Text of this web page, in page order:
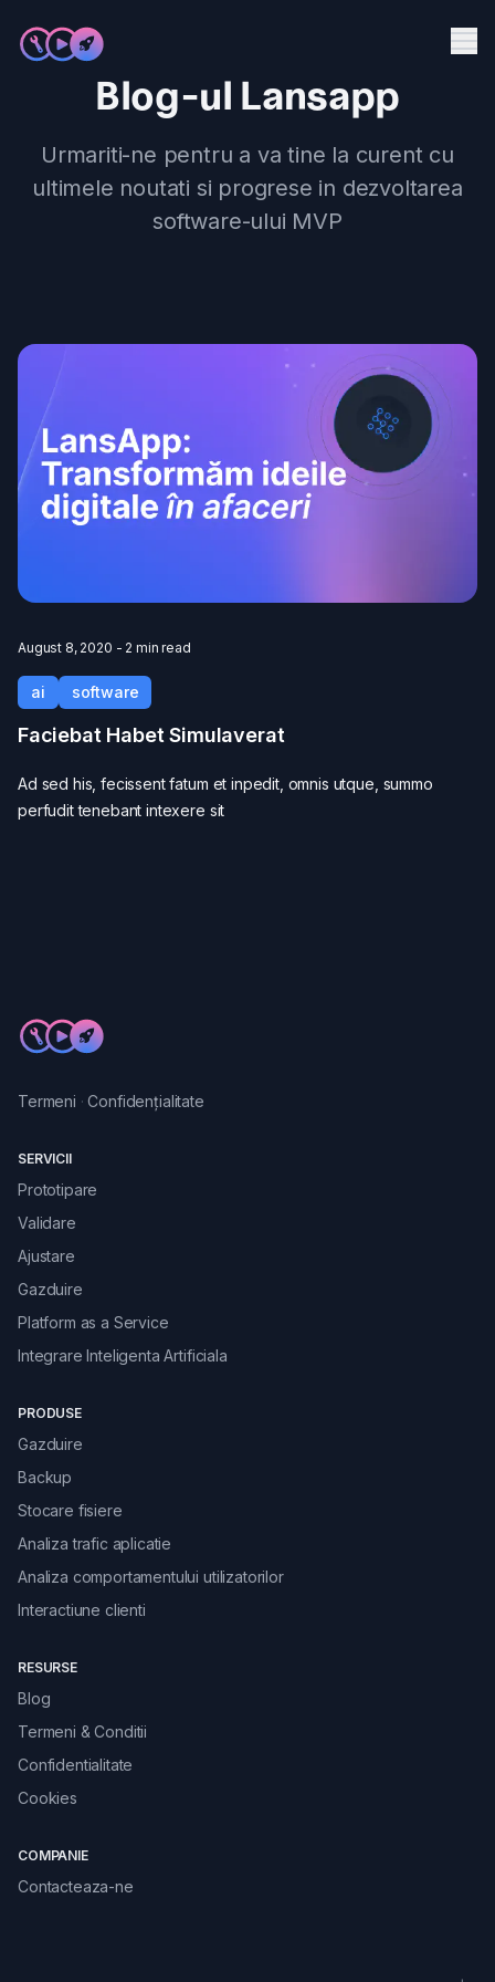
Produse
Programează o întălnire ->
Blog-ul Lansapp
Urmariti-ne pentru a va tine la curent cu
ultimele noutati si progrese in dezvoltarea
software-ului MVP
August 8, 2020 - 2 min read
ai software
Faciebat Habet Simulaverat
Ad sed his, fecissent fatum et inpedit, omnis utque, summo
perfudit tenebant intexere sit
Termeni ·Confidențialitate
SERVICII
Prototipare
Validare
Ajustare
Gazduire
Platform as a Service
Integrare Inteligenta Artificiala
PRODUSE
Gazduire
Backup
Stocare fisiere
Analiza trafic aplicatie
Analiza comportamentului utilizatorilor
Interactiune clienti
RESURSE
Blog
Termeni & Conditii
Confidentialitate
Cookies
COMPANIE
Contacteaza-ne